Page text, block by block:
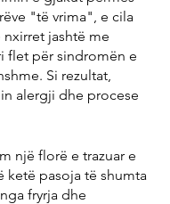
"të vrima", e cila
jashtë me
flet për sindromën e
Si rezultat,
alergji dhe procese
një florë e trazuar e
ketë pasoja të shumta
fryrja dhe